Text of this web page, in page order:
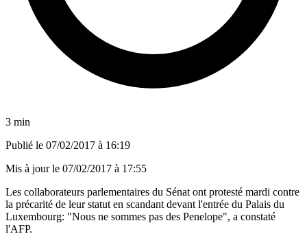
3 min
Publié le 07/02/2017 à 16:19
Mis à jour le 07/02/2017 à 17:55
Les collaborateurs parlementaires du Sénat ont protesté mardi contre
la précarité de leur statut en scandant devant l'entrée du Palais du
Luxembourg: "Nous ne sommes pas des Penelope", a constaté
l'AFP.